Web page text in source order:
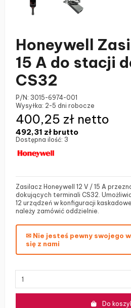
Honeywell
15 A do stacji
CS32
P/N: 3015-6974-001
Wysyłka: 2-5 dni robocze
492,31 zł brutto
400,25 zł netto
Dostępna ilość: 3
Zasilacz Honeywell 12 V / 15 A
dokujących terminali CS32.
12 urządzeń w konfiguracji
należy zamówić oddzielnie.
✉ Nie jesteś pewny swojego
się z nami
Do